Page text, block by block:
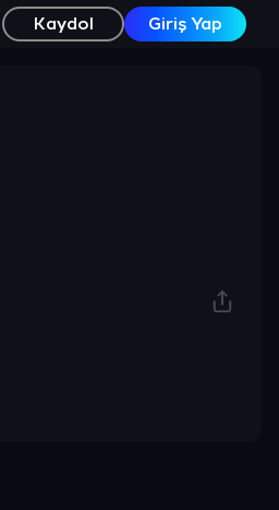
Kaydol Giriş Yap